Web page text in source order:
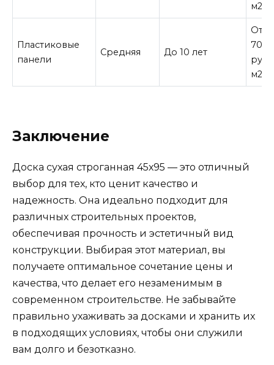
м2
Пластиковые
панели
Средняя До 10 лет
От
700
руб/
м2
Заключение
Доска сухая строганная 45х95 — это отличный
выбор для тех, кто ценит качество и
надежность. Она идеально подходит для
различных строительных проектов,
обеспечивая прочность и эстетичный вид
конструкции. Выбирая этот материал, вы
получаете оптимальное сочетание цены и
качества, что делает его незаменимым в
современном строительстве. Не забывайте
правильно ухаживать за досками и хранить их
в подходящих условиях, чтобы они служили
вам долго и безотказно.